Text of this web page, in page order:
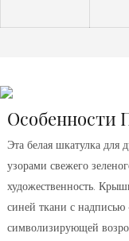
Особенности
Эта белая шкатулка для
узорами свежего
художественность.
синей ткани с
символизирующей